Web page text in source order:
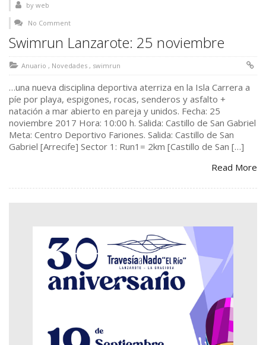
by web
No Comment
Swimrun Lanzarote: 25 noviembre
Anuario , Novedades , swimrun
…una nueva disciplina deportiva aterriza en la Isla Carrera a
píe por playa, espigones, rocas, senderos y asfalto +
natación a mar abierto en pareja y unidos. Fecha: 25
noviembre 2017 Hora: 10:00 h. Salida: Castillo de San Gabriel
Meta: Centro Deportivo Fariones. Salida: Castillo de San
Gabriel [Arrecife] Sector 1: Run1= 2km [Castillo de San […]
Read More